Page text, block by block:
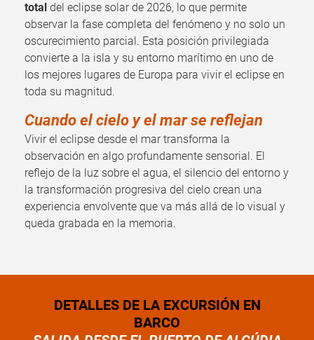
total del eclipse solar de 2026, lo que permite
observar la fase completa del fenómeno y no solo un
oscurecimiento parcial. Esta posición privilegiada
convierte a la isla y su entorno marítimo en uno de
los mejores lugares de Europa para vivir el eclipse en
toda su magnitud.
Cuando el cielo y el mar se reflejan
Vivir el eclipse desde el mar transforma la
observación en algo profundamente sensorial. El
reflejo de la luz sobre el agua, el silencio del entorno y
la transformación progresiva del cielo crean una
experiencia envolvente que va más allá de lo visual y
queda grabada en la memoria.
DETALLES DE LA EXCURSIÓN EN
BARCO